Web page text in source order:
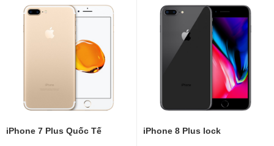
iPhone 7 Plus Quốc Tế iPhone 8 Plus lock